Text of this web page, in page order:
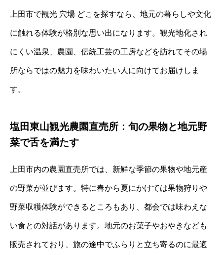
上田市で観光 穴場 どこを探すなら、地元の暮らしや文化
に触れる体験が格別な思い出になります。観光地化され
にくい温泉、農園、伝統工芸の工房などを訪れてその場
所ならではの魅力を味わいたい人に向けてお届けしま
す。
塩田東山観光農園直売所：旬の果物と地元野
菜で舌を満たす
上田市内の農園直売所では、新鮮な季節の果物や地元産
の野菜が並びます。特に春から夏にかけては果物狩りや
野菜収穫体験ができるところもあり、都会では味わえな
い食との対話があります。地元のお菓子やおやきなども
販売されており、旅の途中でふらりと立ち寄るのに最適